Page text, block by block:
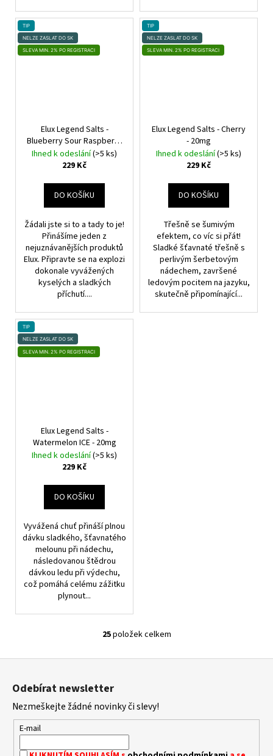
TIP
NELZE ZASLAT DO SK
SLEVA MIN. 2% PO REGISTRACI
Elux Legend Salts -
Blueberry Sour Raspberry
- 20mg
Ihned k odeslání(>5 ks)
229 Kč
DO KOŠÍKU
Žádali jste si to a tady to je!
Přinášíme jeden z
nejuznávanějších produktů
Elux. Připravte se na explozi
dokonale vyvážených
kyselých a sladkých
příchutí....
TIP
NELZE ZASLAT DO SK
SLEVA MIN. 2% PO REGISTRACI
Elux Legend Salts - Cherry
- 20mg
Ihned k odeslání(>5 ks)
229 Kč
DO KOŠÍKU
Třešně se šumivým
efektem, co víc si přát!
Sladké šťavnaté třešně s
perlivým šerbetovým
nádechem, završené
ledovým pocitem na jazyku,
skutečně připomínající...
TIP
NELZE ZASLAT DO SK
SLEVA MIN. 2% PO REGISTRACI
Elux Legend Salts -
Watermelon ICE - 20mg
Ihned k odeslání(>5 ks)
229 Kč
DO KOŠÍKU
Vyvážená chuť přináší plnou
dávku sladkého, šťavnatého
melounu při nádechu,
následovanou štědrou
dávkou ledu při výdechu,
což pomáhá celému zážitku
plynout...
O
V
A
C
P
25položek celkem
Z
Odebírat newsletter
Nezmeškejte žádné novinky či slevy!
E-mail